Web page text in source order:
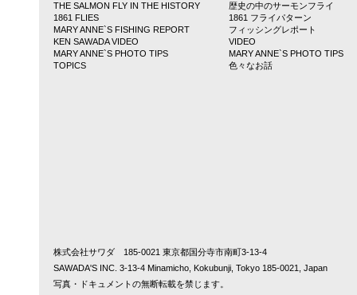
THE SALMON FLY IN THE HISTORY
1861 FLIES
MARY ANNE`S FISHING REPORT
KEN SAWADA VIDEO
MARY ANNE`S PHOTO TIPS
TOPICS
歴史の中のサーモンフライ
1861 フライパターン
フィッシングレポート
VIDEO
MARY ANNE`S PHOTO TIPS
色々なお話
株式会社サワダ 185-0021 東京都国分寺市南町3-13-4
SAWADA'S INC. 3-13-4 Minamicho, Kokubunji, Tokyo 185-0021, Japan
写真・ドキュメントの無断転載を禁じます。